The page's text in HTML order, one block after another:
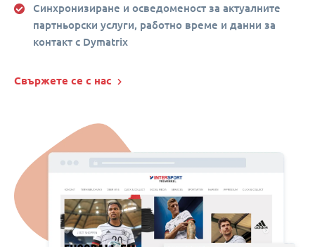
Синхронизиране и осведоменост за актуалните
партньорски услуги, работно време и данни за
контакт с Dymatrix
Свържете се с нас